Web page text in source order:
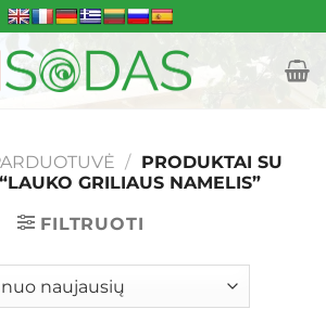
/ PRODUKTAI SU
GRILIAUS NAMELIS”
FILTRUOTI